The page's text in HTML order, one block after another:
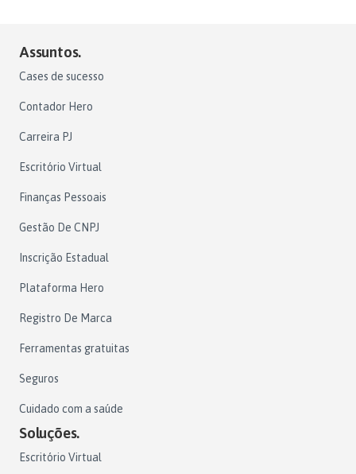
Assuntos.
Cases de sucesso
Contador Hero
Carreira PJ
Escritório Virtual
Finanças Pessoais
Gestão De CNPJ
Inscrição Estadual
Plataforma Hero
Registro De Marca
Ferramentas gratuitas
Seguros
Cuidado com a saúde
Soluções.
Escritório Virtual